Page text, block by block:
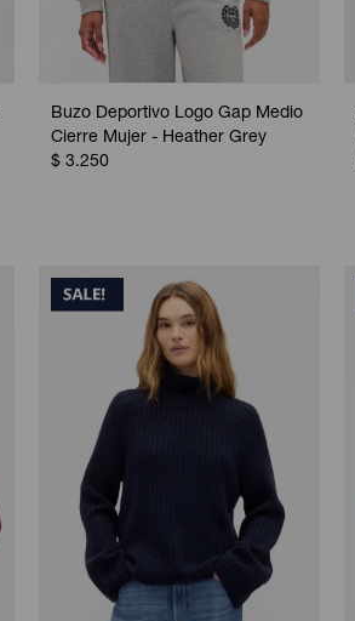
Buzo Deportivo Logo Gap Medio
Cierre Mujer - Heather Grey
$ 3.250